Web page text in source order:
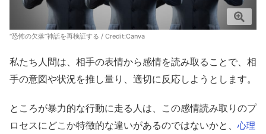
“恐怖の欠落”神話を再検証する / Credit:Canva
私たち人間は、相手の表情から感情を読み取ることで、相
手の意図や状況を推し量り、適切に反応しようとします。
ところが暴力的な行動に走る人は、この感情読み取りのプ
ロセスにどこか特徴的な違いがあるのではないかと、 心理